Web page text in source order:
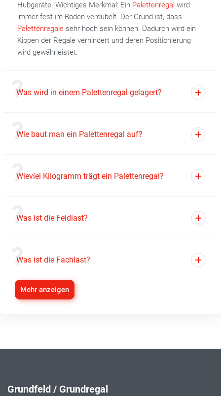
Hubgeräte. Wichtiges Merkmal: Ein Palettenregal wird
immer fest im Boden verdübelt. Der Grund ist, dass
Palettenregale sehr hoch sein können. Dadurch wird ein
Kippen der Regale verhindert und deren Positionierung
wird gewährleistet.
Was wird in einem Palettenregal gelagert?
Wie baut man ein Palettenregal auf?
Wieviel Kilogramm trägt ein Palettenregal?
Was ist die Feldlast?
Was ist die Fachlast?
Mehr anzeigen
Grundfeld / Grundregal